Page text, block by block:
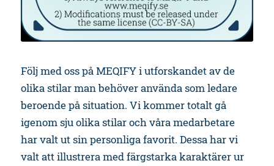
Följ med oss på MEQIFY i utforskandet av de
olika stilar man behöver använda som ledare
beroende på situation. Vi kommer totalt gå
igenom sju olika stilar och våra medarbetare
har valt ut sin personliga favorit. Dessa har vi
valt att illustrera med färgstarka karaktärer ur